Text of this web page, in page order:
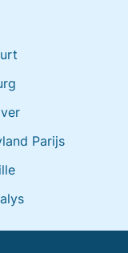
Parijs